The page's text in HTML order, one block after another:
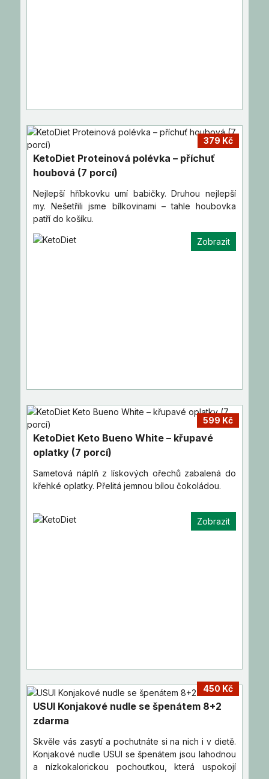
379 Kč
KetoDiet Proteinová polévka – příchuť
houbová (7 porcí)
Nejlepší hříbkovku umí babičky. Druhou nejlepší
my. Nešetřili jsme bílkovinami – tahle houbovka
patří do košíku.
Zobrazit
599 Kč
KetoDiet Keto Bueno White – křupavé
oplatky (7 porcí)
Sametová náplň z lískových ořechů zabalená do
křehké oplatky. Přelitá jemnou bílou čokoládou.
Zobrazit
450 Kč
USUI Konjakové nudle se špenátem 8+2
zdarma
Skvěle vás zasytí a pochutnáte si na nich i v dietě.
Konjakové nudle USUI se špenátem jsou lahodnou
a nízkokalorickou pochoutkou, která uspokojí